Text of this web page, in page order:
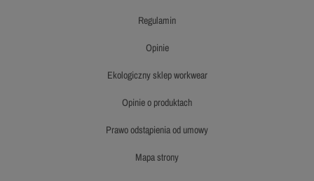
regulamin
opinie
ekologiczny sklep workwear
opinie o produktach
prawo odstąpienia od umowy
mapa strony